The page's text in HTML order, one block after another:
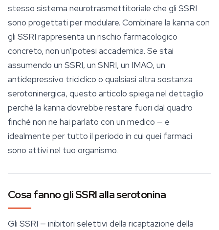
stesso sistema neurotrasmettitoriale che gli SSRI
sono progettati per modulare. Combinare la kanna con
gli SSRI rappresenta un rischio farmacologico
concreto, non un'ipotesi accademica. Se stai
assumendo un SSRI, un SNRI, un IMAO, un
antidepressivo triciclico o qualsiasi altra sostanza
serotoninergica, questo articolo spiega nel dettaglio
perché la kanna dovrebbe restare fuori dal quadro
finché non ne hai parlato con un medico — e
idealmente per tutto il periodo in cui quei farmaci
sono attivi nel tuo organismo.
Cosa fanno gli SSRI alla serotonina
Gli SSRI — inibitori selettivi della ricaptazione della